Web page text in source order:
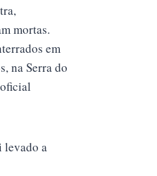
mortas.
em
na Serra do
levado a